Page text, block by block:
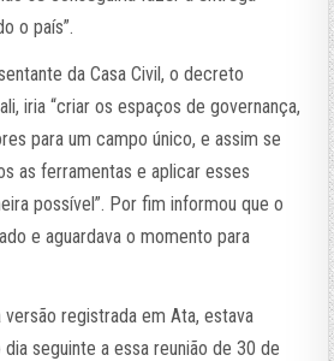
o país”.
da Casa Civil, o decreto
iria “criar os espaços de governança,
para um campo único, e assim se
as ferramentas e aplicar esses
possível”. Por fim informou que o
e aguardava o momento para
registrada em Ata, estava
seguinte a essa reunião de 30 de